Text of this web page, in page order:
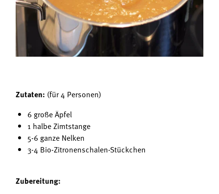
Mitgliedschaft
Landessekretariat
Bäuerliche Buffets
Hofgeschichten
Zutaten: (für 4 Personen)
6 große Äpfel
1 halbe Zimtstange
5-6 ganze Nelken
3-4 Bio-Zitronenschalen-Stückchen
Zubereitung: